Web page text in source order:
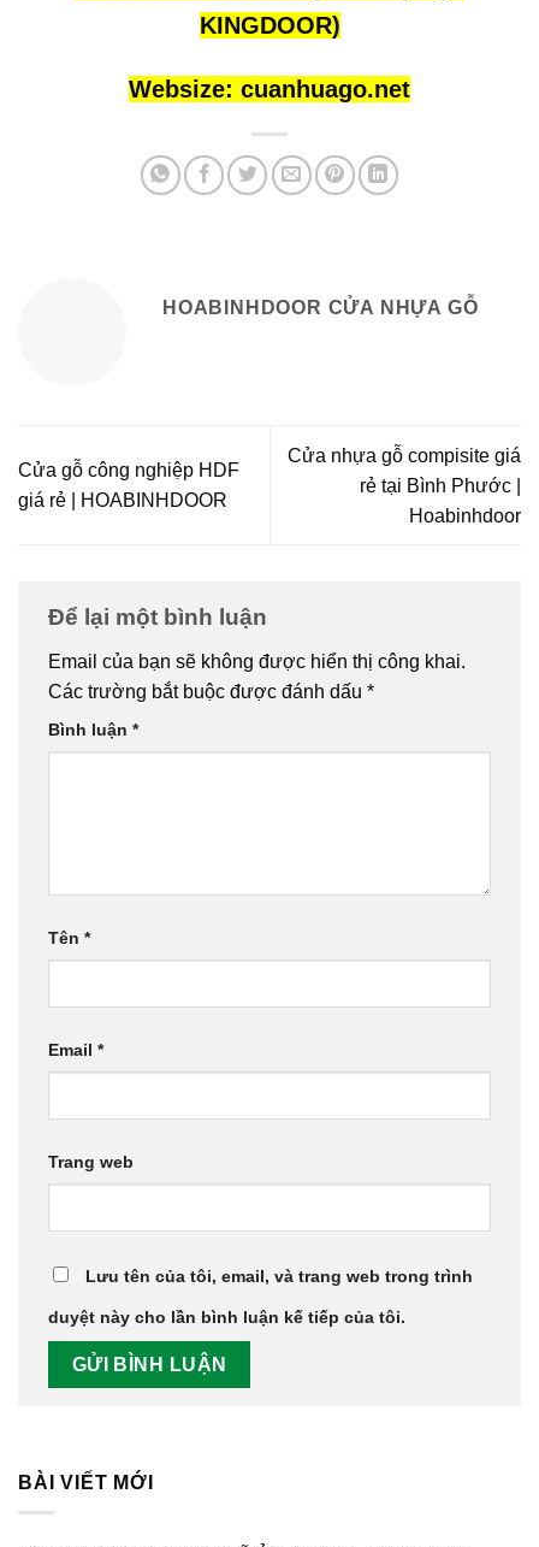
KINGDOOR)
Websize: cuanhuago.net
HOABINHDOOR CỬA NHỰA GỖ
Cửa gỗ công nghiệp HDF
giá rẻ | HOABINHDOOR
Cửa nhựa gỗ compisite giá
rẻ tại Bình Phước |
Hoabinhdoor
Để lại một bình luận
Email của bạn sẽ không được hiển thị công khai.
Các trường bắt buộc được đánh dấu *
Bình luận *
Tên *
Email *
Trang web
Lưu tên của tôi, email, và trang web trong trình
duyệt này cho lần bình luận kế tiếp của tôi.
BÀI VIẾT MỚI